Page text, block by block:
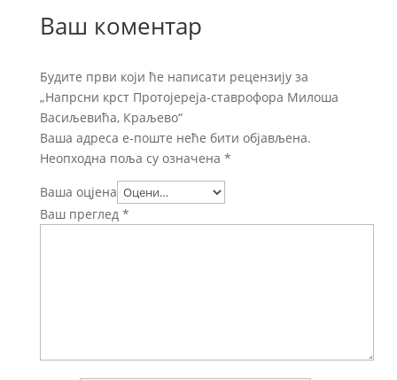
Ваш коментар
Будите први који ће написати рецензију за
„Напрсни крст Протојереја-ставрофора Милоша
Васиљевића, Краљево“
Ваша адреса е-поште неће бити објављена.
Неопходна поља су означена *
Ваша оцјена
Ваш преглед *